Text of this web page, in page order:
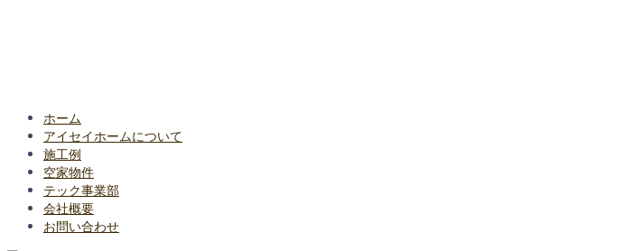
ホーム
アイセイホームについて
施工例
空家物件
テック事業部
会社概要
お問い合わせ